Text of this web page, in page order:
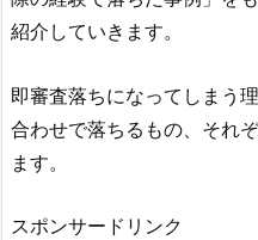
紹介していきます。
即審査落ちになってしまう
合わせで落ちるもの、それ
ます。
スポンサードリンク